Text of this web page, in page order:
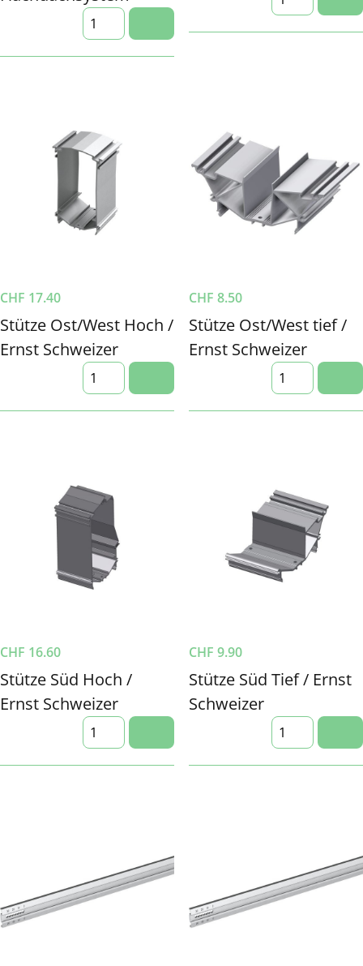
CHF 17.40
Stütze Ost/West Hoch /
Ernst Schweizer
CHF 8.50
Stütze Ost/West tief /
Ernst Schweizer
CHF 16.60
Stütze Süd Hoch /
Ernst Schweizer
CHF 9.90
Stütze Süd Tief / Ernst
Schweizer